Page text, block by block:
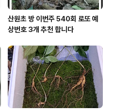
산원초 방 이번주 540회 로또 예
상번호 3개 추천 합니다